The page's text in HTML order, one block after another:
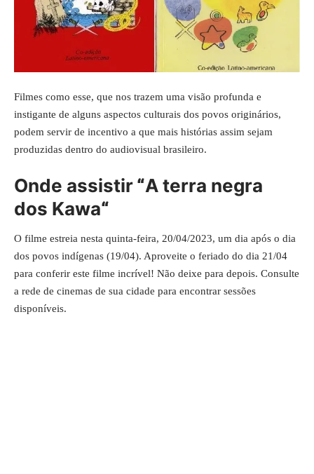
Filmes como esse, que nos trazem uma visão profunda e
instigante de alguns aspectos culturais dos povos originários,
podem servir de incentivo a que mais histórias assim sejam
produzidas dentro do audiovisual brasileiro.
Onde assistir“A terra negra
dos Kawa“
O filme estreia nesta quinta-feira, 20/04/2023, um dia após o dia
dos povos indígenas (19/04). Aproveite o feriado do dia 21/04
para conferir este filme incrível! Não deixe para depois. Consulte
a rede de cinemas de sua cidade para encontrar sessões
disponíveis.